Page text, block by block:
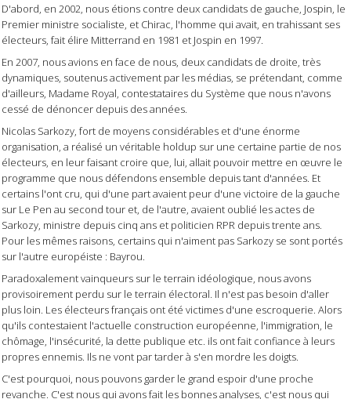
D'abord, en 2002, nous étions contre deux candidats de gauche, Jospin, le
Premier ministre socialiste, et Chirac, l'homme qui avait, en trahissant ses
électeurs, fait élire Mitterrand en 1981 et Jospin en 1997.
En 2007, nous avions en face de nous, deux candidats de droite, très
dynamiques, soutenus activement par les médias, se prétendant, comme
d'ailleurs, Madame Royal, contestataires du Système que nous n'avons
cessé de dénoncer depuis des années.
Nicolas Sarkozy, fort de moyens considérables et d'une énorme
organisation, a réalisé un véritable holdup sur une certaine partie de nos
électeurs, en leur faisant croire que, lui, allait pouvoir mettre en œuvre le
programme que nous défendons ensemble depuis tant d'années. Et
certains l'ont cru, qui d'une part avaient peur d'une victoire de la gauche
sur Le Pen au second tour et, de l'autre, avaient oublié les actes de
Sarkozy, ministre depuis cinq ans et politicien RPR depuis trente ans.
Pour les mêmes raisons, certains qui n'aiment pas Sarkozy se sont portés
sur l'autre européiste : Bayrou.
Paradoxalement vainqueurs sur le terrain idéologique, nous avons
provisoirement perdu sur le terrain électoral. Il n'est pas besoin d'aller
plus loin. Les électeurs français ont été victimes d'une escroquerie. Alors
qu'ils contestaient l'actuelle construction européenne, l'immigration, le
chômage, l'insécurité, la dette publique etc. ils ont fait confiance à leurs
propres ennemis. Ils ne vont par tarder à s'en mordre les doigts.
C'est pourquoi, nous pouvons garder le grand espoir d'une proche
revanche. C'est nous qui avons fait les bonnes analyses, c'est nous qui